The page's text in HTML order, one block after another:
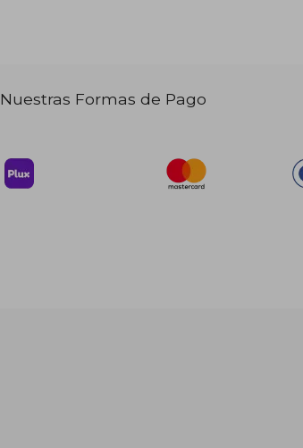
Nuestras Formas de Pago